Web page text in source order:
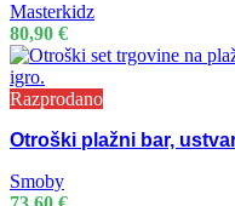
Masterkidz
80,90 €
Razprodano
Otroški plažni bar,
Smoby